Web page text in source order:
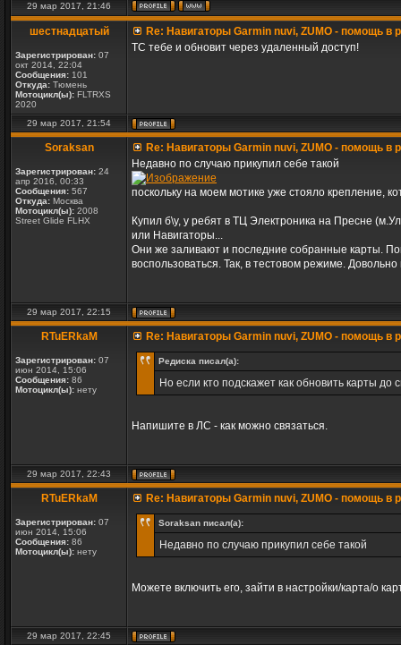
29 мар 2017, 21:46
шестнадцатый
Зарегистрирован: 07
окт 2014, 22:04
Сообщения: 101
Откуда: Тюмень
Мотоцикл(ы): FLTRXS
2020
Re: Навигаторы Garmin nuvi, ZUMO - помощь в
ТС тебе и обновит через удаленный доступ!
29 мар 2017, 21:54
Soraksan
Зарегистрирован: 24
апр 2016, 00:33
Сообщения: 567
Откуда: Москва
Мотоцикл(ы): 2008
Street Glide FLHX
Re: Навигаторы Garmin nuvi, ZUMO - помощь в
Недавно по случаю прикупил себе такой
поскольку на моем мотике уже стояло крепление,
Купил б\у, у ребят в ТЦ Электроника на Пресне
или Навигаторы...
Они же заливают и последние собранные карты.
воспользоваться. Так, в тестовом режиме.
29 мар 2017, 22:15
RTuERkaM
Зарегистрирован: 07
июн 2014, 15:06
Сообщения: 86
Мотоцикл(ы): нету
Re: Навигаторы Garmin nuvi, ZUMO - помощь в
Редиска писал(а):
Но если кто подскажет как обновить карты до
Напишите в ЛС - как можно связаться.
29 мар 2017, 22:43
RTuERkaM
Зарегистрирован: 07
июн 2014, 15:06
Сообщения: 86
Мотоцикл(ы): нету
Re: Навигаторы Garmin nuvi, ZUMO - помощь в
Soraksan писал(а):
Недавно по случаю прикупил себе такой
Можете включить его, зайти в настройки/карта/о
29 мар 2017, 22:45